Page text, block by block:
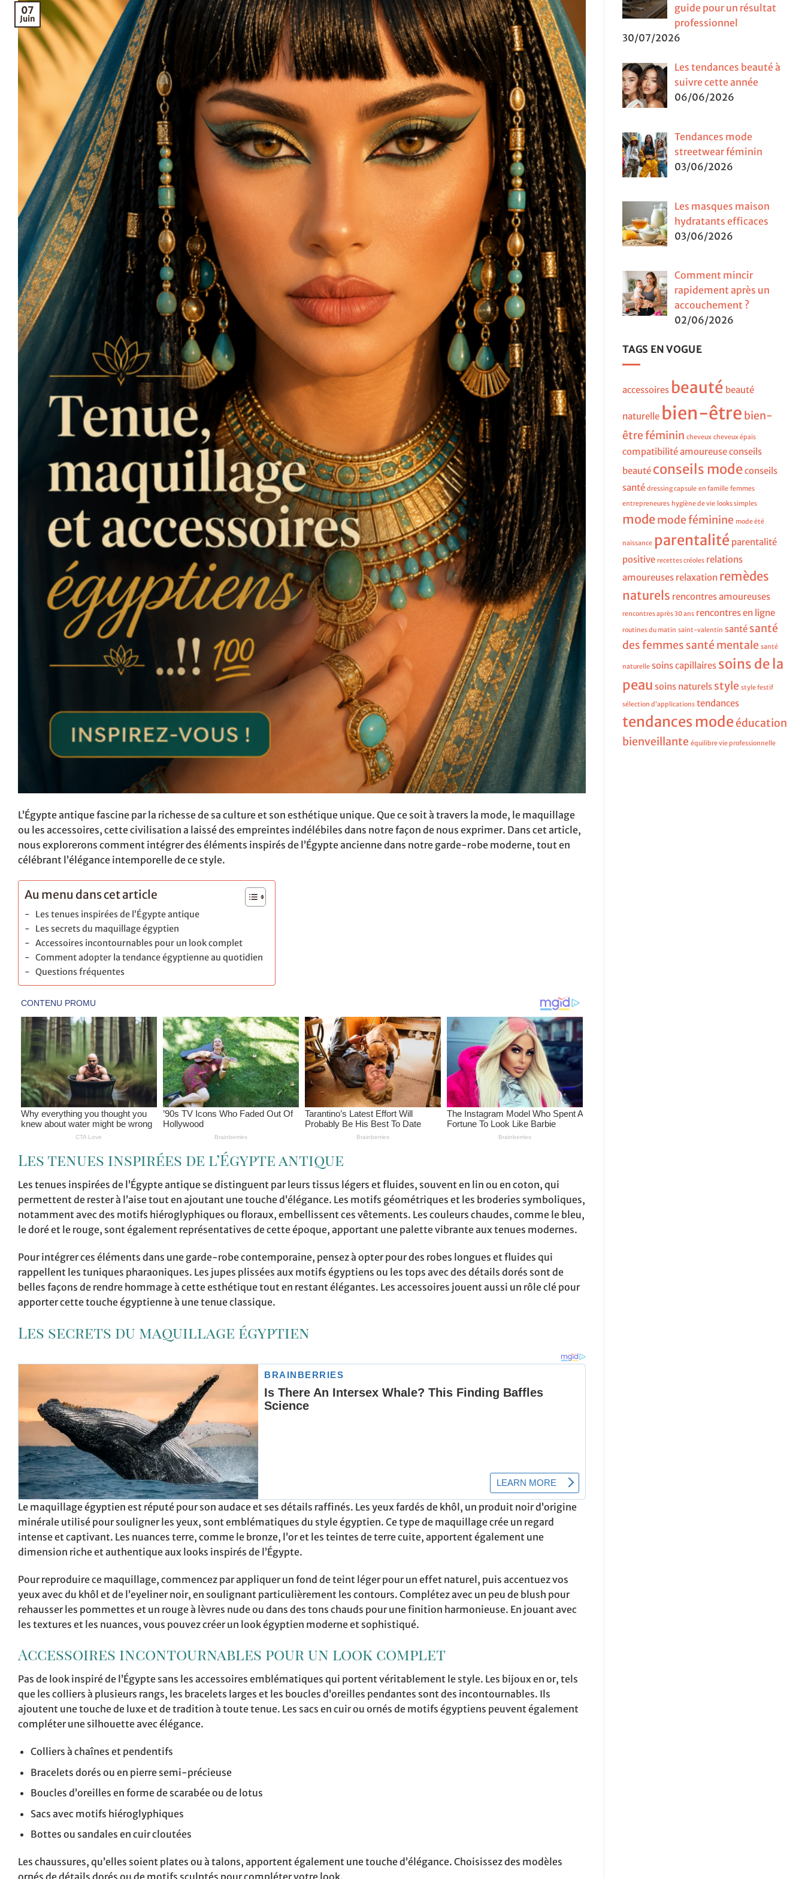
07
Juin
L’Égypte antique fascine par la richesse de sa culture et son esthétique unique. Que ce soit à travers la mode, le maquillage
ou les accessoires, cette civilisation a laissé des empreintes indélébiles dans notre façon de nous exprimer. Dans cet article,
nous explorerons comment intégrer des éléments inspirés de l’Égypte ancienne dans notre garde-robe moderne, tout en
célébrant l’élégance intemporelle de ce style.
Au menu dans cet article
Les tenues inspirées de l’Égypte antique
Les secrets du maquillage égyptien
Accessoires incontournables pour un look complet
Comment adopter la tendance égyptienne au quotidien
Questions fréquentes
Les tenues inspirées de l’Égypte antique
Les tenues inspirées de l’Égypte antique se distinguent par leurs tissus légers et fluides, souvent en lin ou en coton, qui
permettent de rester à l’aise tout en ajoutant une touche d’élégance. Les motifs géométriques et les broderies symboliques,
notamment avec des motifs hiéroglyphiques ou floraux, embellissent ces vêtements. Les couleurs chaudes, comme le bleu,
le doré et le rouge, sont également représentatives de cette époque, apportant une palette vibrante aux tenues modernes.
Pour intégrer ces éléments dans une garde-robe contemporaine, pensez à opter pour des robes longues et fluides qui
rappellent les tuniques pharaoniques. Les jupes plissées aux motifs égyptiens ou les tops avec des détails dorés sont de
belles façons de rendre hommage à cette esthétique tout en restant élégantes. Les accessoires jouent aussi un rôle clé pour
apporter cette touche égyptienne à une tenue classique.
Les secrets du maquillage égyptien
Le maquillage égyptien est réputé pour son audace et ses détails raffinés. Les yeux fardés de khôl, un produit noir d’origine
minérale utilisé pour souligner les yeux, sont emblématiques du style égyptien. Ce type de maquillage crée un regard
intense et captivant. Les nuances terre, comme le bronze, l’or et les teintes de terre cuite, apportent également une
dimension riche et authentique aux looks inspirés de l’Égypte.
Pour reproduire ce maquillage, commencez par appliquer un fond de teint léger pour un effet naturel, puis accentuez vos
yeux avec du khôl et de l’eyeliner noir, en soulignant particulièrement les contours. Complétez avec un peu de blush pour
rehausser les pommettes et un rouge à lèvres nude ou dans des tons chauds pour une finition harmonieuse. En jouant avec
les textures et les nuances, vous pouvez créer un look égyptien moderne et sophistiqué.
Accessoires incontournables pour un look complet
Pas de look inspiré de l’Égypte sans les accessoires emblématiques qui portent véritablement le style. Les bijoux en or, tels
que les colliers à plusieurs rangs, les bracelets larges et les boucles d’oreilles pendantes sont des incontournables. Ils
ajoutent une touche de luxe et de tradition à toute tenue. Les sacs en cuir ou ornés de motifs égyptiens peuvent également
compléter une silhouette avec élégance.
Colliers à chaînes et pendentifs
Bracelets dorés ou en pierre semi-précieuse
Boucles d’oreilles en forme de scarabée ou de lotus
Sacs avec motifs hiéroglyphiques
Bottes ou sandales en cuir cloutées
Les chaussures, qu’elles soient plates ou à talons, apportent également une touche d’élégance. Choisissez des modèles
guide pour un résultat
professionnel
30/07/2026
Les tendances beauté à
suivre cette année
06/06/2026
Tendances mode
streetwear féminin
03/06/2026
Les masques maison
hydratants efficaces
03/06/2026
Comment mincir
rapidement après un
accouchement ?
02/06/2026
TAGS EN VOGUE
accessoires beauté beauté
naturelle bien-être bien-
être féminin cheveux cheveux épais
compatibilité amoureuseconseils
beauté conseils modeconseils
santé dressing capsule en famille femmes
entrepreneures hygiène de vie looks simples
modemode féminine mode été
naissance parentalité parentalité
positive recettes créoles relations
amoureuses relaxation remèdes
naturels rencontres amoureuses
rencontres après 30 ans rencontres en ligne
routines du matin saint-valentin santé santé
des femmes santé mentale santé
naturelle soins capillaires soins de la
peau soins naturels style style festif
sélection d’applications tendances
tendances mode éducation
bienveillante équilibre vie professionnelle